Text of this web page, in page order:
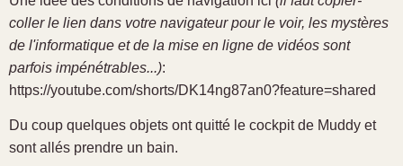
coller le lien dans votre navigateur pour le voir, les mystères
de l'informatique et de la mise en ligne de vidéos sont
parfois impénétrables...):
https://youtube.com/shorts/DK14ng87an0?feature=shared
Du coup quelques objets ont quitté le cockpit de Muddy et
sont allés prendre un bain.